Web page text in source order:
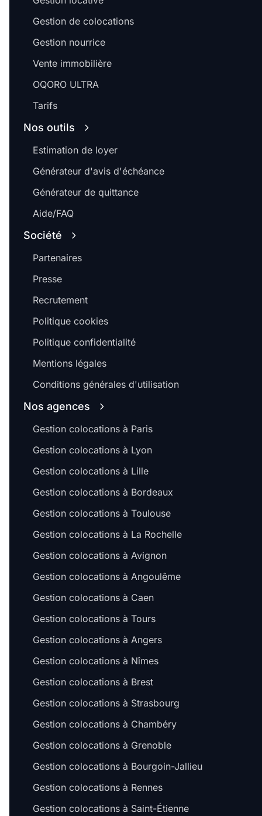
Gestion de colocations
Gestion nourrice
Vente immobilière
OQORO ULTRA
Tarifs
Nos outils
Estimation de loyer
Générateur d'avis d'échéance
Générateur de quittance
Aide/FAQ
Société
Partenaires
Presse
Recrutement
Politique cookies
Politique confidentialité
Mentions légales
Conditions générales d'utilisation
Nos agences
Gestion colocations à Paris
Gestion colocations à Lyon
Gestion colocations à Lille
Gestion colocations à Bordeaux
Gestion colocations à Toulouse
Gestion colocations à La Rochelle
Gestion colocations à Avignon
Gestion colocations à Angoulême
Gestion colocations à Caen
Gestion colocations à Tours
Gestion colocations à Angers
Gestion colocations à Nîmes
Gestion colocations à Brest
Gestion colocations à Strasbourg
Gestion colocations à Chambéry
Gestion colocations à Grenoble
Gestion colocations à Bourgoin-Jallieu
Gestion colocations à Rennes
Gestion colocations à Saint-Étienne